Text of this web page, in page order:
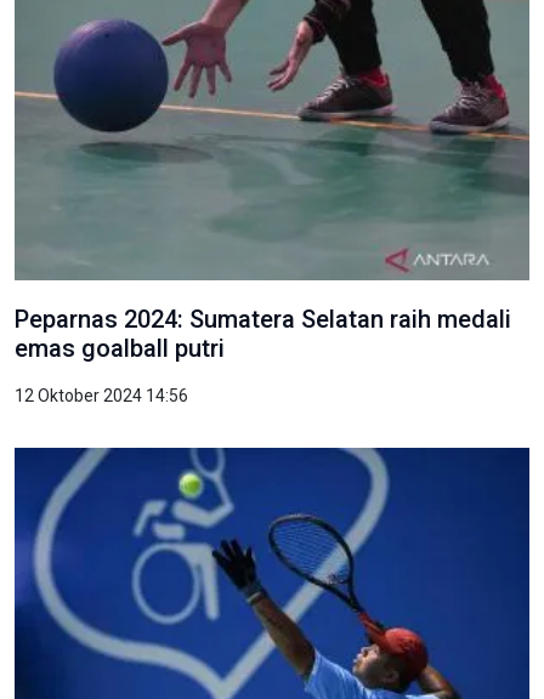
Peparnas 2024: Sumatera Selatan raih medali
emas goalball putri
12 Oktober 2024 14:56